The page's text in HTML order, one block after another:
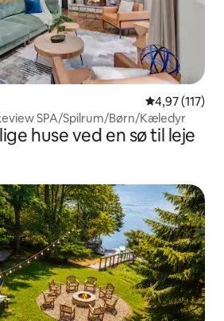
4,97 ud af 5 i
4,97 (117)
SPA/Spilrum/Børn/Kæledyr
huse ved en sø til leje